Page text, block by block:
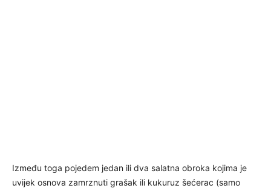
Između toga pojedem jedan ili dva salatna obroka kojima je
uvijek osnova zamrznuti grašak ili kukuruz šećerac (samo